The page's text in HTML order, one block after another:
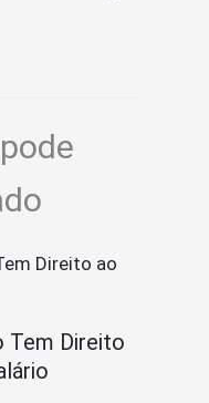
Tem Direito